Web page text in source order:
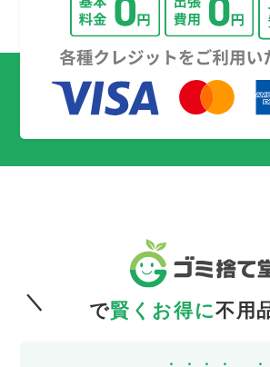
で賢くお得に不用